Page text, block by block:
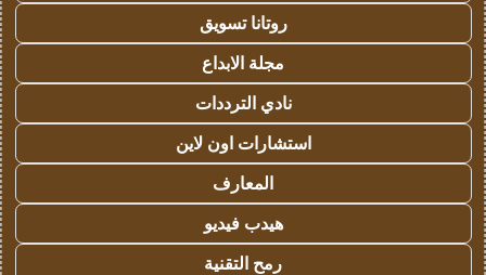
روتانا تسويق
مجلة الابداع
نادي الترددات
استشارات اون لاين
المعارف
هيدب فيديو
رمح التقنية